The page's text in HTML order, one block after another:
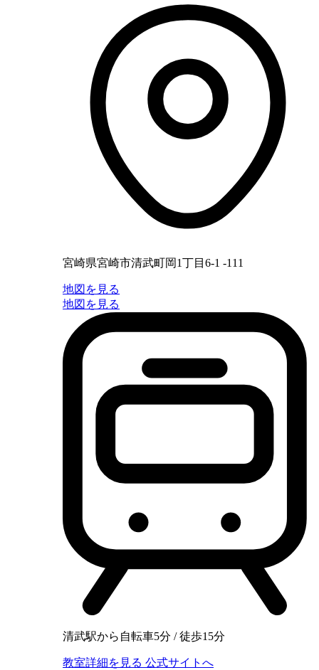
宮崎県宮崎市清武町岡1丁目6-1 -111
地図を見る
地図を見る
清武駅から自転車5分 / 徒歩15分
教室詳細を見る 公式サイトへ